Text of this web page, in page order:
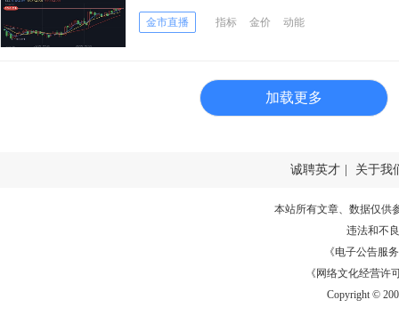
和黄金最新交易分析
金市直播 指标 金价 动能
加载更多
诚聘英才 | 关于我
本站所有文章、数据仅供
违法和不
《电子公告服务
《网络文化经营许
Copyright ©